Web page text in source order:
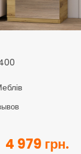
4 979 грн.